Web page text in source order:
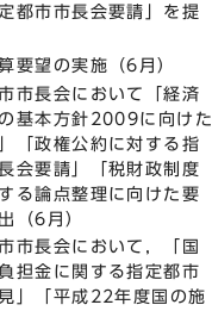
都市市長会要請」を提
要望の実施（6月）
市長会において「経済
基本方針2009に向けた
「政権公約に対する指
会要請」「税財政制度
る論点整理に向けた要
（6月）
市長会において，「国
担金に関する指定都市
」「平成22年度国の施